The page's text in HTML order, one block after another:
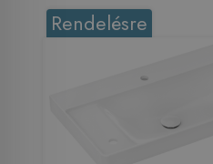
Rendelésre